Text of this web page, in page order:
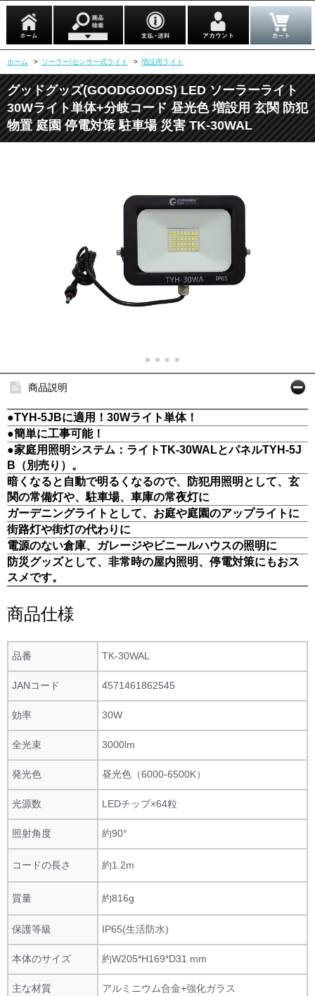
ホーム > ソーラー/センサー式ライト > 増設用ライト
グッドグッズ(GOODGOODS) LED ソーラーライト
30Wライト単体+分岐コード 昼光色 増設用 玄関 防犯
物置 庭園 停電対策 駐車場 災害 TK-30WAL
商品説明
●TYH-5JBに適用！30Wライト単体！
●簡単に工事可能！
●家庭用照明システム：ライトTK-30WALとパネルTYH-5J
B（別売り）。
暗くなると自動で明るくなるので、防犯用照明として、玄
関の常備灯や、駐車場、車庫の常夜灯に
ガーデニングライトとして、お庭や庭園のアップライトに
街路灯や街灯の代わりに
電源のない倉庫、ガレージやビニールハウスの照明に
防災グッズとして、非常時の屋内照明、停電対策にもおス
スメです。
商品仕様
品番 TK-30WAL
JANコード 4571461862545
効率 30W
全光束 3000lm
発光色 昼光色（6000-6500K）
光源数 LEDチップ×64粒
照射角度 約90°
コードの長さ 約1.2m
質量 約816g
保護等級 IP65(生活防水)
本体のサイズ 約W205*H169*D31 mm
主な材質 アルミニウム合金+強化ガラス